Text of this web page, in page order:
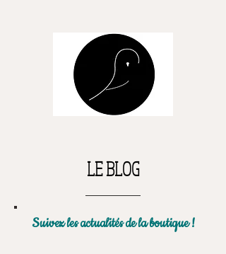
LE BLOG
Suivez les actualités de la boutique !